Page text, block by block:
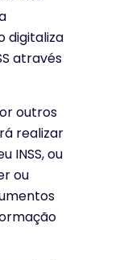
digitaliza
através
outros
realizar
INSS, ou
ou